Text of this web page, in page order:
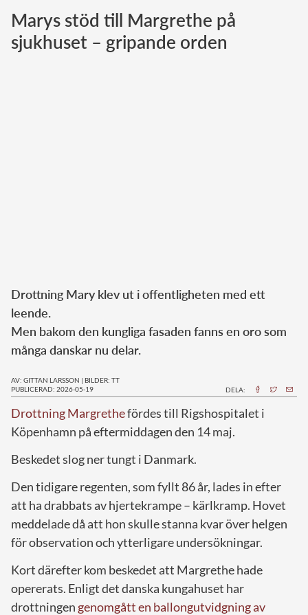
Norska kungahuset
Danska kungahuset
Marys stöd till Margrethe på
sjukhuset – gripande orden
Drottning Mary klev ut i offentligheten med ett
leende.
Men bakom den kungliga fasaden fanns en oro som
många danskar nu delar.
AV: GITTAN LARSSON | BILDER: TT
PUBLICERAD: 2026-05-19
DELA:
Drottning Margrethefördes till Rigshospitalet i
Köpenhamn på eftermiddagen den 14 maj.
Beskedet slog ner tungt i Danmark.
Den tidigare regenten, som fyllt 86 år, lades in efter
att ha drabbats av hjertekrampe – kärlkramp. Hovet
meddelade då att hon skulle stanna kvar över helgen
för observation och ytterligare undersökningar.
Kort därefter kom beskedet att Margrethe hade
opererats. Enligt det danska kungahuset har
drottningen genomgått en ballongutvidgning av